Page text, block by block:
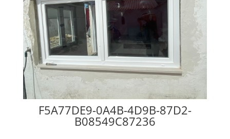
F5A77DE9-0A4B-4D9B-87D2-
B08549C87236